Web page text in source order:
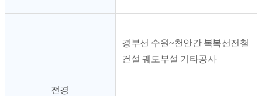
전경
경부선 수원~천안간 복복선전철
건설 궤도부설 기타공사